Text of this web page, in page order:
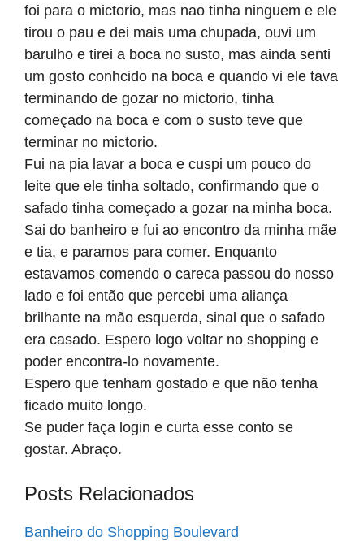
foi para o mictorio, mas nao tinha ninguem e ele
tirou o pau e dei mais uma chupada, ouvi um
barulho e tirei a boca no susto, mas ainda senti
um gosto conhcido na boca e quando vi ele tava
terminando de gozar no mictorio, tinha
começado na boca e com o susto teve que
terminar no mictorio.
Fui na pia lavar a boca e cuspi um pouco do
leite que ele tinha soltado, confirmando que o
safado tinha começado a gozar na minha boca.
Sai do banheiro e fui ao encontro da minha mãe
e tia, e paramos para comer. Enquanto
estavamos comendo o careca passou do nosso
lado e foi então que percebi uma aliança
brilhante na mão esquerda, sinal que o safado
era casado. Espero logo voltar no shopping e
poder encontra-lo novamente.
Espero que tenham gostado e que não tenha
ficado muito longo.
Se puder faça login e curta esse conto se
gostar. Abraço.
Posts Relacionados
Banheiro do Shopping Boulevard